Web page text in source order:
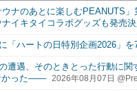
ウナのあとに楽しむPEANUTS
イキタイコラボグッズも発売決
「ハートの日特別企画2026」を
の遭遇、そのときとった行動
かった――
2026年08月07日